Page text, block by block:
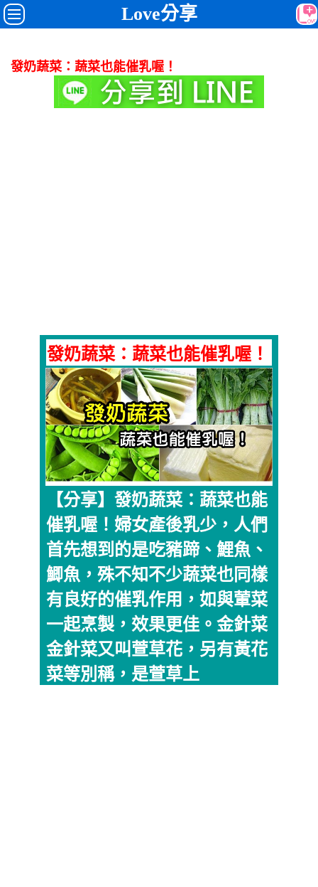
Love分享
發奶蔬菜：蔬菜也能催乳喔！
發奶蔬菜：蔬菜也能催乳喔！
【分享】發奶蔬菜：蔬菜也能
催乳喔！婦女產後乳少，人們
首先想到的是吃豬蹄、鯉魚、
鯽魚，殊不知不少蔬菜也同樣
有良好的催乳作用，如與葷菜
一起烹製，效果更佳。金針菜
金針菜又叫萱草花，另有黃花
菜等別稱，是萱草上